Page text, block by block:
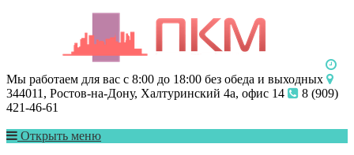
Мы работаем для вас с 8:00 до 18:00 без обеда и выходных
344011, Ростов-на-Дону, Халтуринский 4а, офис 14
8 (909)
421-46-61
Открыть меню